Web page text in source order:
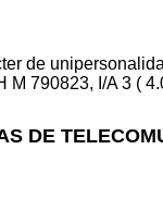
de
M 790823, I/A 3 (
DE